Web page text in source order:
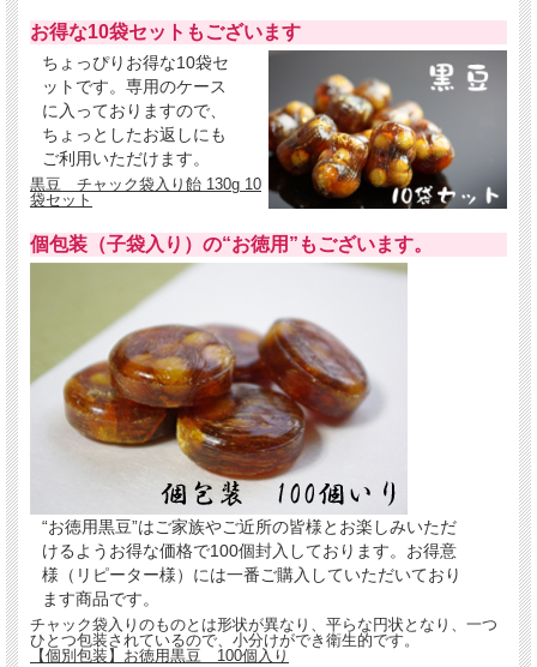
黒糖（黒砂糖）とは、さとうきびの全成分をそのまま煮つめたものです。沖縄の
太陽の恵みをいっぱい浴びた黒糖には、上白糖と比べてカルシウム、カリウム、
鉄分などのミネラルやビタミン類が多く含まれおり、カロリーも上白糖より少な
めです。また、大豆のたんぱく質には、血中コレステロールの低下作用、肥満の
改善 効果 などの生理機能があるといわれています。 ヘルシーな黒豆は定番のお
茶請けとしても最適です。
ついおすすめしたくなる評判の黒糖飴“黒豆”をご家庭やご友人たちと是非お試し
ください。
※写真の黒糖は弊社が実際に使用しております沖縄県産の一番ランクの高い特等
黒糖（黒砂糖）について詳しくはこちら
大豆について詳しくはこちら
お得な10袋セットもございます
ちょっぴりお得な10袋セ
ットです。専用のケース
に入っておりますので、
ちょっとしたお返しにも
ご利用いただけます。
黒豆 チャック袋入り飴 130g 10
袋セット
個包装（子袋入り）の“お徳用”もございます。
“お徳用黒豆”はご家族やご近所の皆様とお楽しみいただ
けるようお得な価格で100個封入しております。お得意
様（リピーター様）には一番ご購入していただいており
ます商品です。
チャック袋入りのものとは形状が異なり、平らな円状となり、一つ
ひとつ包装されているので、小分けができ衛生的です。
【個別包装】お徳用黒豆 100個入り